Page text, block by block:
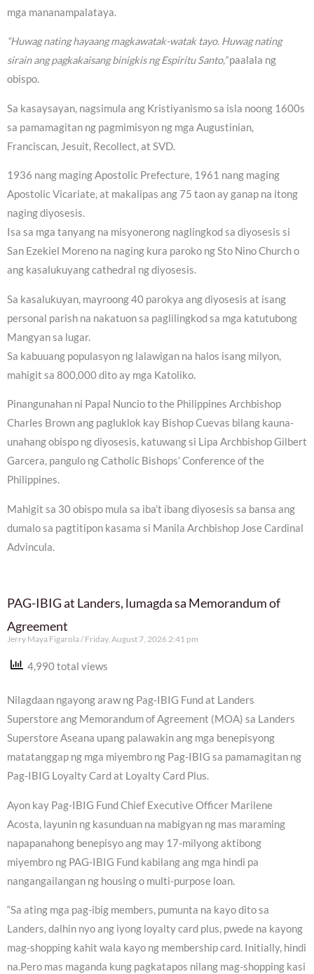
mga mananampalataya.
“Huwag nating hayaang magkawatak-watak tayo. Huwag nating
sirain ang pagkakaisang binigkis ng Espiritu Santo,”paalala ng
obispo.
Sa kasaysayan, nagsimula ang Kristiyanismo sa isla noong 1600s
sa pamamagitan ng pagmimisyon ng mga Augustinian,
Franciscan, Jesuit, Recollect, at SVD.
1936 nang maging Apostolic Prefecture, 1961 nang maging
Apostolic Vicariate, at makalipas ang 75 taon ay ganap na itong
naging diyosesis.
Isa sa mga tanyang na misyonerong naglingkod sa diyosesis si
San Ezekiel Moreno na naging kura paroko ng Sto Nino Church o
ang kasalukuyang cathedral ng diyosesis.
Sa kasalukuyan, mayroong 40 parokya ang diyosesis at isang
personal parish na nakatuon sa paglilingkod sa mga katutubong
Mangyan sa lugar.
Sa kabuuang populasyon ng lalawigan na halos isang milyon,
mahigit sa 800,000 dito ay mga Katoliko.
Pinangunahan ni Papal Nuncio to the Philippines Archbishop
Charles Brown ang pagluklok kay Bishop Cuevas bilang kauna-
unahang obispo ng diyosesis, katuwang si Lipa Archbishop Gilbert
Garcera, pangulo ng Catholic Bishops’ Conference of the
Philippines.
Mahigit sa 30 obispo mula sa iba’t ibang diyosesis sa bansa ang
dumalo sa pagtitipon kasama si Manila Archbishop Jose Cardinal
Advincula.
PAG-IBIG at Landers, lumagda sa Memorandum of
Agreement
Jerry Maya Figarola Friday, August 7, 2026 2:41 pm
4,990 total views
Nilagdaan ngayong araw ng Pag-IBIG Fund at Landers
Superstore ang Memorandum of Agreement (MOA) sa Landers
Superstore Aseana upang palawakin ang mga benepisyong
matatanggap ng mga miyembro ng Pag-IBIG sa pamamagitan ng
Pag-IBIG Loyalty Card at Loyalty Card Plus.
Ayon kay Pag-IBIG Fund Chief Executive Officer Marilene
Acosta, layunin ng kasunduan na mabigyan ng mas maraming
napapanahong benepisyo ang may 17-milyong aktibong
miyembro ng PAG-IBIG Fund kabilang ang mga hindi pa
nangangailangan ng housing o multi-purpose loan.
“Sa ating mga pag-ibig members, pumunta na kayo dito sa
Landers, dalhin nyo ang iyong loyalty card plus, pwede na kayong
mag-shopping kahit wala kayo ng membership card. Initially, hindi
na.Pero mas maganda kung pagkatapos nilang mag-shopping kasi